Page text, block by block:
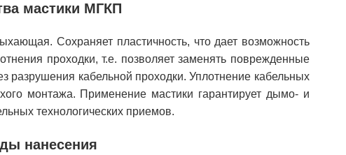
мастики МГКП
Сохраняет пластичность, что дает возможность
проходки, т.е. позволяет заменять поврежденные
разрушения кабельной проходки. Уплотнение кабельных
монтажа. Применение мастики гарантирует дымо- и
технологических приемов.
нанесения